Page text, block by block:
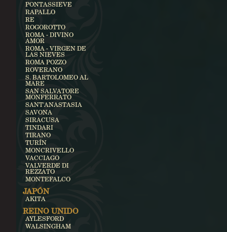
PONTASSIEVE
RAPALLO
RE
ROGOROTTO
ROMA - DIVINO
AMOR
ROMA - VIRGEN DE
LAS NIEVES
ROMA POZZO
ROVERANO
S. BARTOLOMEO AL
MARE
SAN SALVATORE
MONFERRATO
SANT'ANASTASIA
SAVONA
SIRACUSA
TINDARI
TIRANO
TURÍN
MONCRIVELLO
VACCIAGO
VALVERDE DI
REZZATO
MONTEFALCO
JAPÓN
AKITA
REINO UNIDO
AYLESFORD
WALSINGHAM